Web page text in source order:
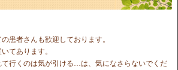
患者さんも歓迎しております。
てあります。
行くのは気が引ける…は、気になさらないでくだ